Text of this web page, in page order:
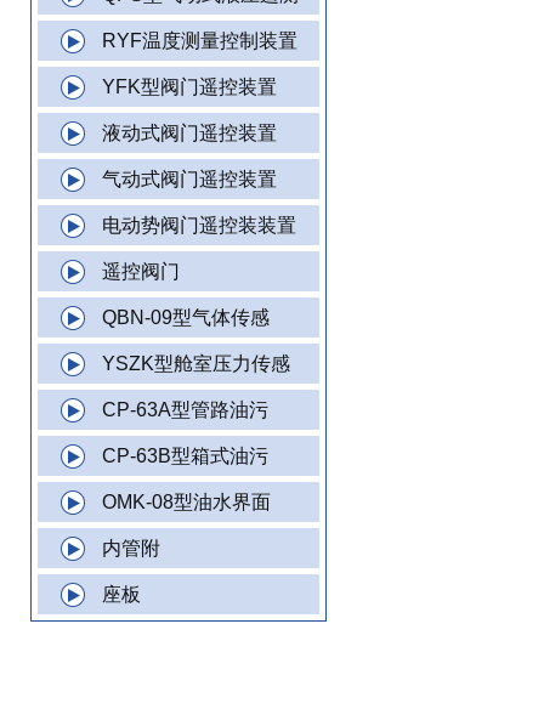
RYF温度测量控制装置
YFK型阀门遥控装置
液动式阀门遥控装置
气动式阀门遥控装置
电动势阀门遥控装装置
遥控阀门
QBN-09型气体传感
YSZK型舱室压力传感
CP-63A型管路油污
CP-63B型箱式油污
OMK-08型油水界面
内管附
座板